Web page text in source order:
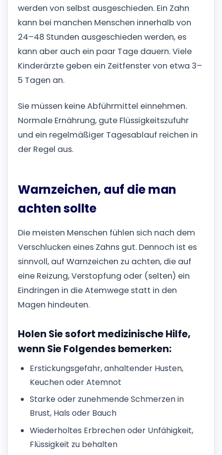
werden von selbst ausgeschieden. Ein Zahn
kann bei manchen Menschen innerhalb von
24–48 Stunden ausgeschieden werden, es
kann aber auch ein paar Tage dauern. Viele
Kinderärzte geben ein Zeitfenster von etwa 3–
5 Tagen an.
Sie müssen keine Abführmittel einnehmen.
Normale Ernährung, gute Flüssigkeitszufuhr
und ein regelmäßiger Tagesablauf reichen in
der Regel aus.
Warnzeichen, auf die man
achten sollte
Die meisten Menschen fühlen sich nach dem
Verschlucken eines Zahns gut. Dennoch ist es
sinnvoll, auf Warnzeichen zu achten, die auf
eine Reizung, Verstopfung oder (selten) ein
Eindringen in die Atemwege statt in den
Magen hindeuten.
Holen Sie sofort medizinische Hilfe,
wenn Sie Folgendes bemerken:
Erstickungsgefahr, anhaltender Husten,
Keuchen oder Atemnot
Starke oder zunehmende Schmerzen in
Brust, Hals oder Bauch
Wiederholtes Erbrechen oder Unfähigkeit,
Flüssigkeit zu behalten